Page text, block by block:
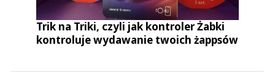
Trik na Triki, czyli jak kontroler Żabki
kontroluje wydawanie twoich żappsów